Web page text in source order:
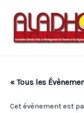
« Tous les
Cet évènement est